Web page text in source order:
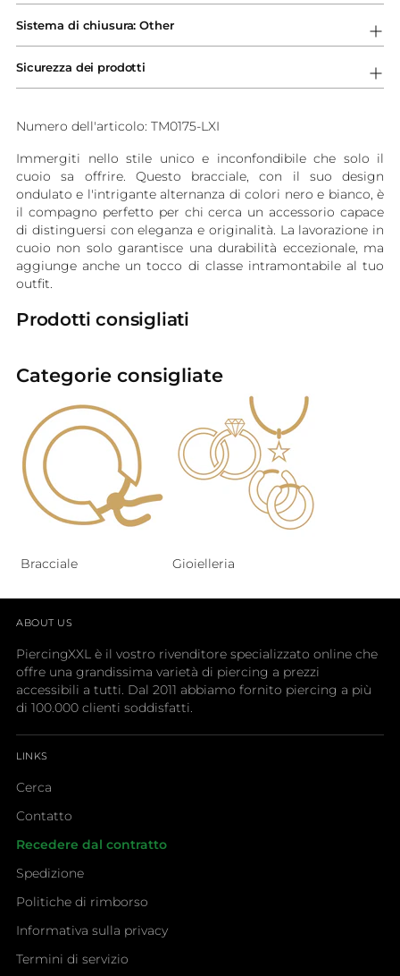
al
carrello...
Sistema di chiusura: Other
Sicurezza dei prodotti
Numero dell'articolo: TM0175-LXI
Immergiti nello stile unico e inconfondibile che solo il
cuoio sa offrire. Questo bracciale, con il suo design
ondulato e l'intrigante alternanza di colori nero e bianco, è
il compagno perfetto per chi cerca un accessorio capace
di distinguersi con eleganza e originalità. La lavorazione in
cuoio non solo garantisce una durabilità eccezionale, ma
aggiunge anche un tocco di classe intramontabile al tuo
outfit.
Prodotti consigliati
Categorie consigliate
Bracciale Gioielleria
ABOUT US
PiercingXXL è il vostro rivenditore specializzato online che
offre una grandissima varietà di piercing a prezzi
accessibili a tutti. Dal 2011 abbiamo fornito piercing a più
di 100.000 clienti soddisfatti.
LINKS
Cerca
Contatto
Recedere dal contratto
Spedizione
Politiche di rimborso
Informativa sulla privacy
Termini di servizio